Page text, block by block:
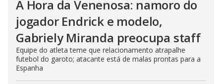
A Hora da Venenosa: namoro do
jogador Endrick e modelo,
Gabriely Miranda preocupa staff
Equipe do atleta teme que relacionamento atrapalhe
futebol do garoto; atacante está de malas prontas para a
Espanha